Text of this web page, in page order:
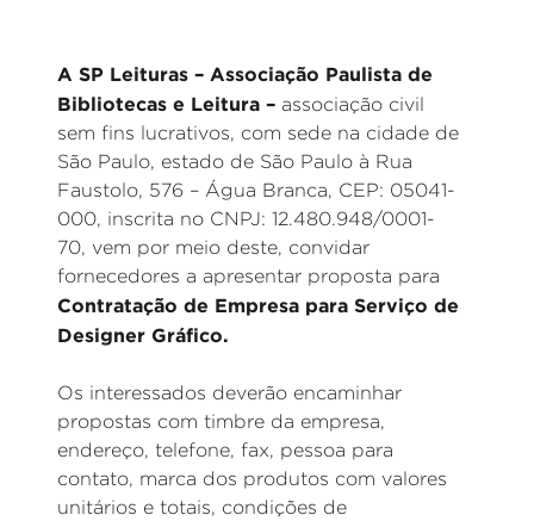
A SP Leituras – Associação Paulista de
Bibliotecas e Leitura – associação civil
sem fins lucrativos, com sede na cidade de
São Paulo, estado de São Paulo à Rua
Faustolo, 576 – Água Branca, CEP: 05041-
000, inscrita no CNPJ: 12.480.948/0001-
70, vem por meio deste, convidar
fornecedores a apresentar proposta para
Contratação de Empresa para Serviço de
Designer Gráfico.
Os interessados deverão encaminhar
propostas com timbre da empresa,
endereço, telefone, fax, pessoa para
contato, marca dos produtos com valores
unitários e totais, condições de